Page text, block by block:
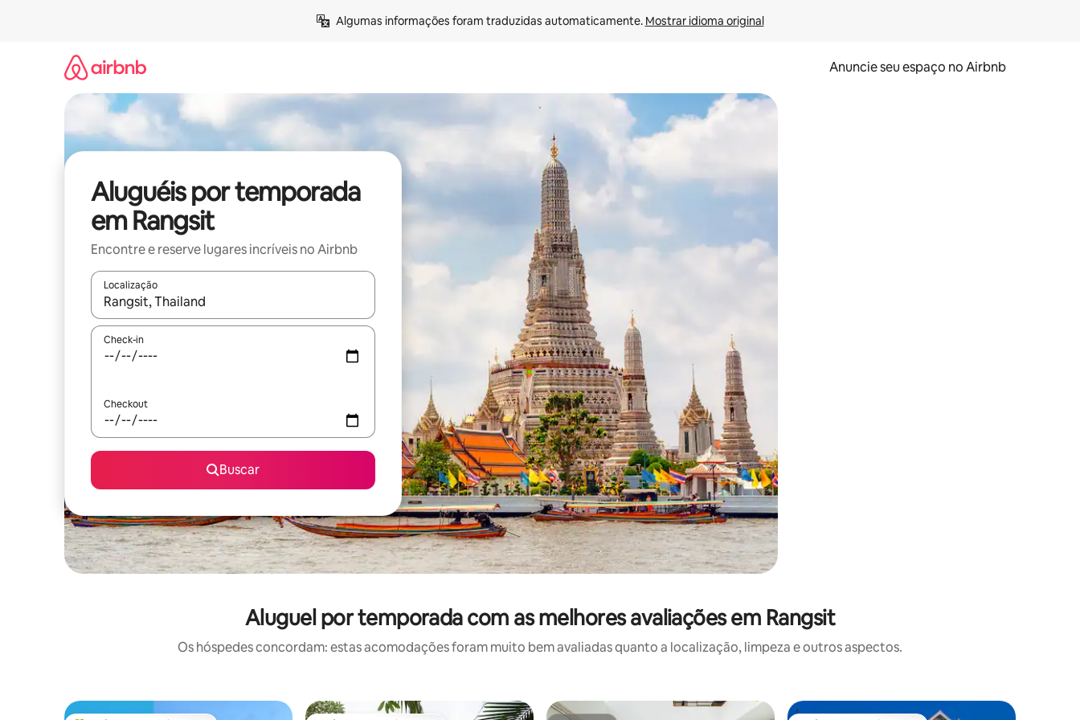
Algumas informações foram traduzidas automaticamente. Mostrar idioma original
Anuncie seu espaço no Airbnb
Aluguéis por temporada
em Rangsit
Encontre e reserve lugares incríveis no Airbnb
Localização
Quando os resultados estiverem disponíveis, explore-os usando as seta para cima e para baixo do teclado ou tocando e deslizando o dedo na tela.
Check-in
Checkout
Buscar
Aluguel por temporada com as melhores avaliações em Rangsit
Os hóspedes concordam: estas acomodações foram muito bem avaliadas quanto a localização, limpeza e outros aspectos.